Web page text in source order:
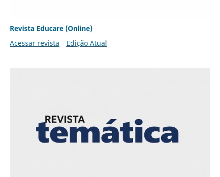
Revista Educare (Online)
Acessar revista
Edição Atual